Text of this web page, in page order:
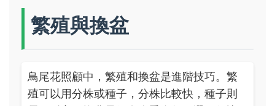
繁殖與換盆
鳥尾花照顧中，繁殖和換盆是進階技巧。繁
殖可以用分株或種子，分株比較快，種子則